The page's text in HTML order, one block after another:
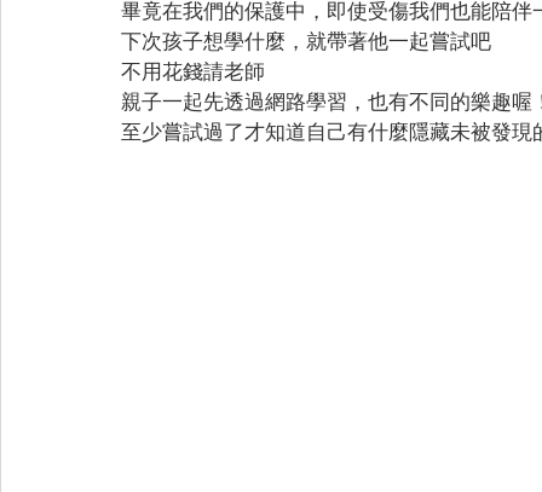
畢竟在我們的保護中，即使受傷我們也能陪伴
下次孩子想學什麼，就帶著他一起嘗試吧
不用花錢請老師
親子一起先透過網路學習，也有不同的樂趣喔
至少嘗試過了才知道自己有什麼隱藏未被發現